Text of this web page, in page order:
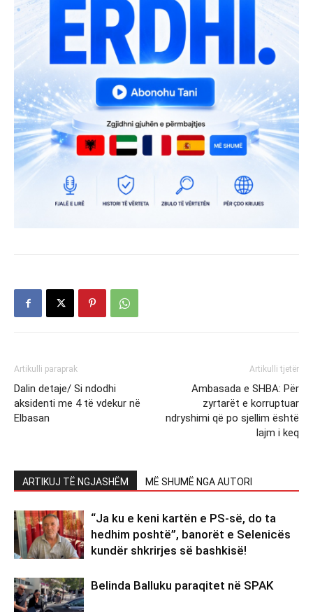
Artikulli paraprak
Dalin detaje/ Si ndodhi
aksidenti me 4 të vdekur në
Elbasan
Artikulli tjetër
Ambasada e SHBA: Për
zyrtarët e korruptuar
ndryshimi që po sjellim është
lajm i keq
ARTIKUJ TË NGJASHËM MË SHUMË NGA AUTORI
“Ja ku e keni kartën e PS-së, do ta
hedhim poshtë”, banorët e Selenicës
kundër shkrirjes së bashkisë!
Belinda Balluku paraqitet në SPAK